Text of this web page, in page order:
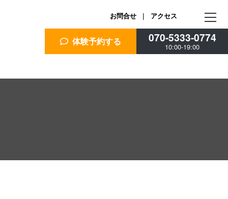
お問合せ | アクセス
体験予約する 070-5333-0774
10:00-19:00